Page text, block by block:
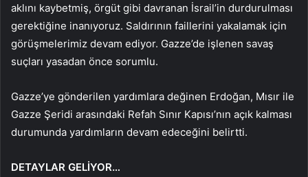
aklını kaybetmiş, örgüt gibi davranan İsrail’in durdurulması
gerektiğine inanıyoruz. Saldırının faillerini yakalamak için
görüşmelerimiz devam ediyor. Gazze’de işlenen savaş
suçları yasadan önce sorumlu.
Gazze’ye gönderilen yardımlara değinen Erdoğan, Mısır ile
Gazze Şeridi arasındaki Refah Sınır Kapısı’nın açık kalması
durumunda yardımların devam edeceğini belirtti.
DETAYLAR GELİYOR…